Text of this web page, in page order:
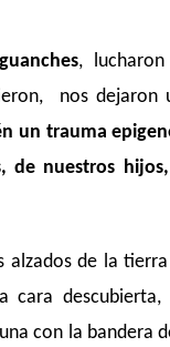
,
nos dejaron
un trauma
de nuestros
de la
cara
con la bandera